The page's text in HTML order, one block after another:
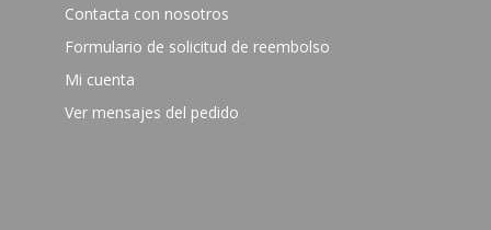
Contacta con nosotros
Formulario de solicitud de reembolso
Mi cuenta
Ver mensajes del pedido